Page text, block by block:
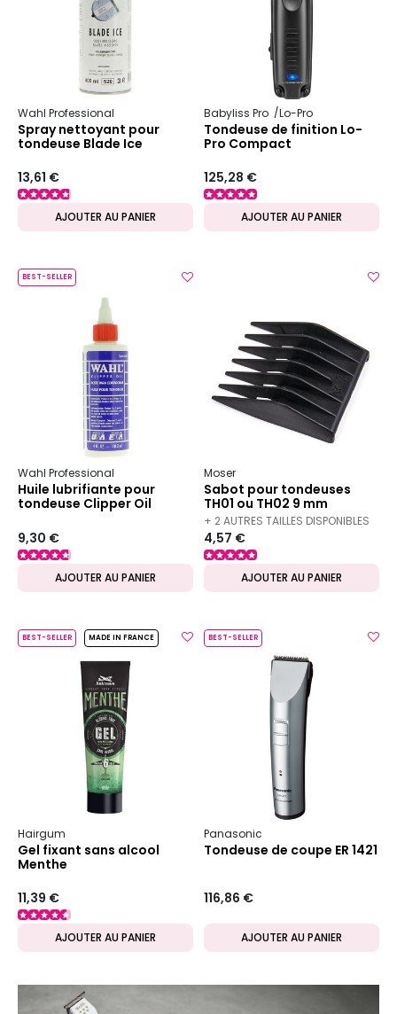
Wahl Professional
Spray nettoyant pour
tondeuse Blade Ice
13,61 €
AJOUTER AU PANIER
Babyliss Pro Lo-Pro
Tondeuse de finition Lo-
Pro Compact
125,28 €
AJOUTER AU PANIER
BEST-SELLER
Wahl Professional
Huile lubrifiante pour
tondeuse Clipper Oil
9,30 €
AJOUTER AU PANIER
Moser
Sabot pour tondeuses
TH01 ou TH02 9 mm
+ 2 AUTRES TAILLES DISPONIBLES
4,57 €
AJOUTER AU PANIER
BEST-SELLER MADE IN FRANCE
Hairgum
Gel fixant sans alcool
Menthe
11,39 €
AJOUTER AU PANIER
BEST-SELLER
Panasonic
Tondeuse de coupe ER 1421
116,86 €
AJOUTER AU PANIER